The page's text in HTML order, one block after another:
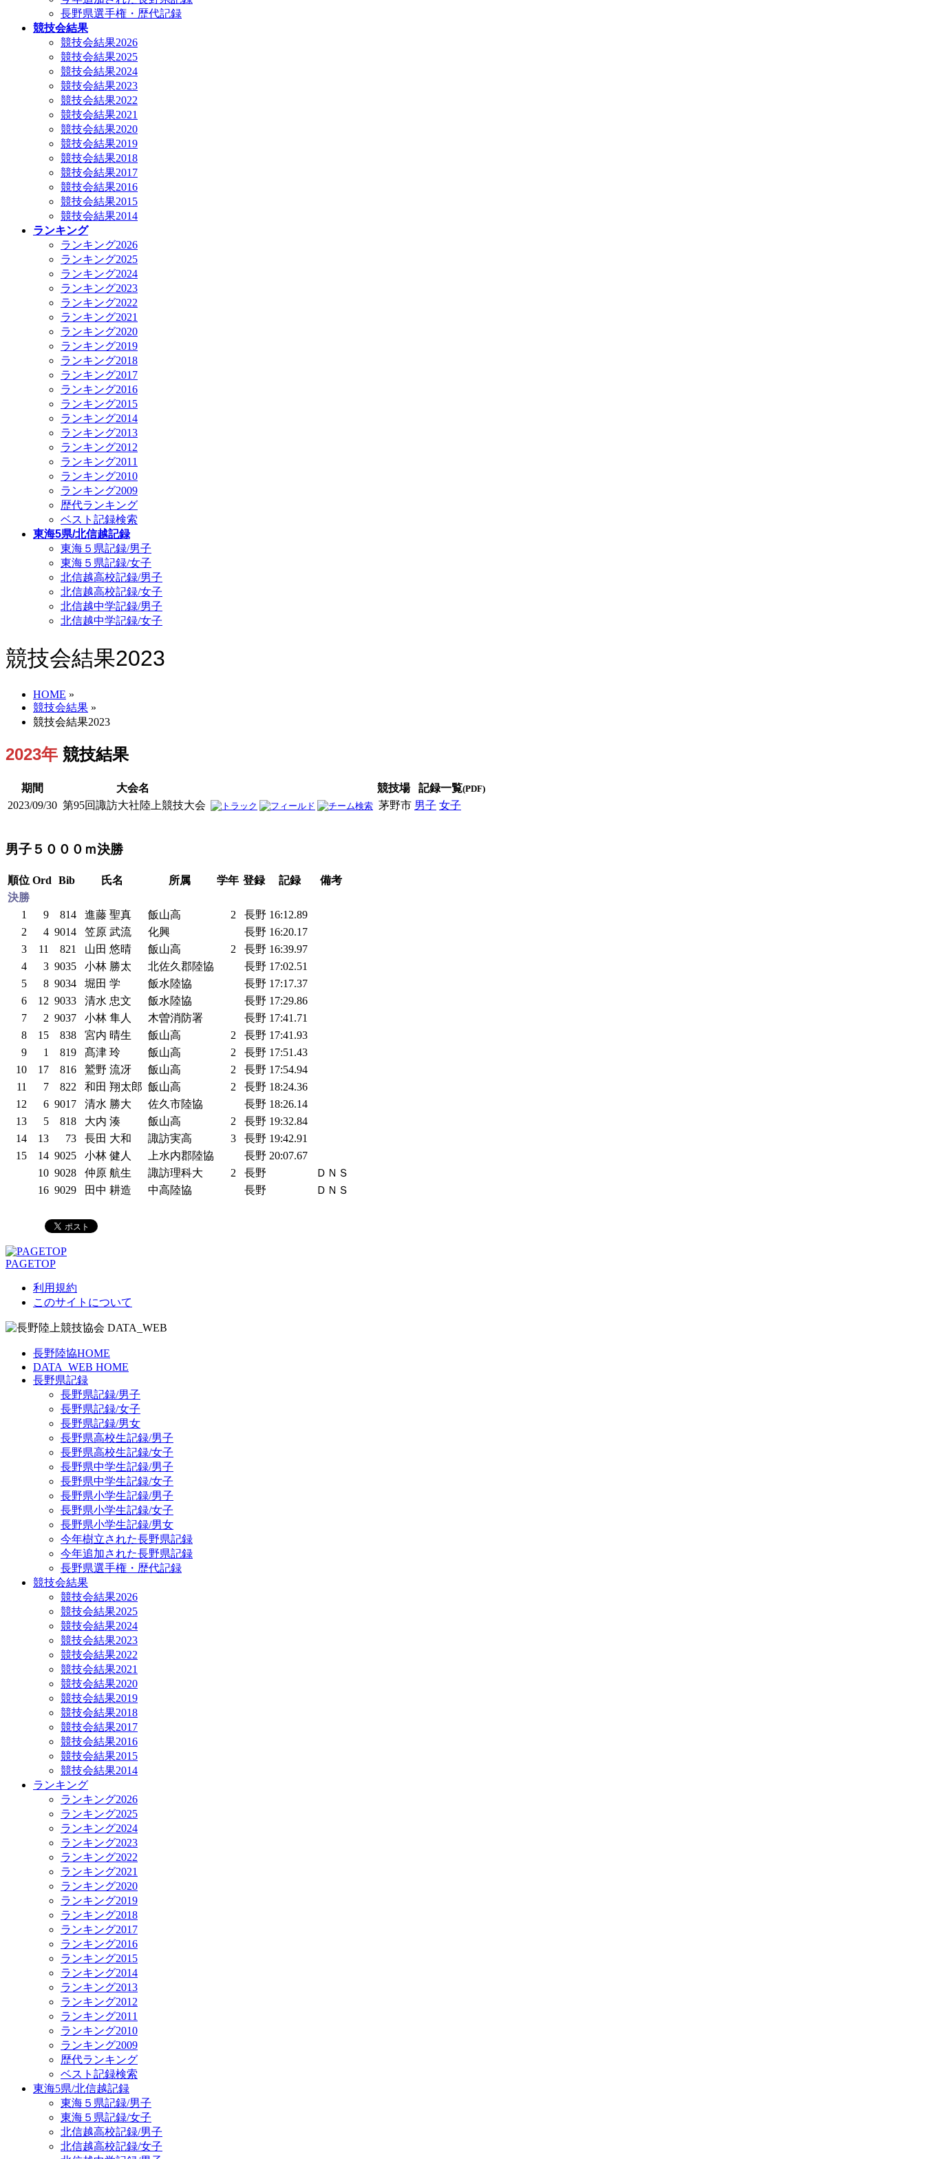
長野県選手権・歴代記録
競技会結果
競技会結果2026
競技会結果2025
競技会結果2024
競技会結果2023
競技会結果2022
競技会結果2021
競技会結果2020
競技会結果2019
競技会結果2018
競技会結果2017
競技会結果2016
競技会結果2015
競技会結果2014
ランキング
ランキング2026
ランキング2025
ランキング2024
ランキング2023
ランキング2022
ランキング2021
ランキング2020
ランキング2019
ランキング2018
ランキング2017
ランキング2016
ランキング2015
ランキング2014
ランキング2013
ランキング2012
ランキング2011
ランキング2010
ランキング2009
歴代ランキング
ベスト記録検索
東海5県/北信越記録
東海５県記録/男子
東海５県記録/女子
北信越高校記録/男子
北信越高校記録/女子
北信越中学記録/男子
北信越中学記録/女子
競技会結果2023
HOME »
競技会結果 »
競技会結果2023
2023年 競技結果
期間 大会名 競技場 記録一覧(PDF)
2023/09/30 第95回諏訪大社陸上競技大会 茅野市 男子 女子
男子５０００ｍ決勝
順位 Ord Bib 氏名 所属 学年 登録 記録
備考
決勝
1
9 814 進藤 聖真 飯山高 2 長野 16:12.89
2
4 9014 笠原 武流 化興 長野 16:20.17
3
11 821 山田 悠晴 飯山高 2 長野 16:39.97
4
3 9035 小林 勝太 北佐久郡陸協 長野 17:02.51
5
8 9034 堀田 学 飯水陸協 長野 17:17.37
6
12 9033 清水 忠文 飯水陸協 長野 17:29.86
7
2 9037 小林 隼人 木曽消防署 長野 17:41.71
8
15 838 宮内 晴生 飯山高 2 長野 17:41.93
9
1 819 髙津 玲 飯山高 2 長野 17:51.43
10
17 816 鷲野 流冴 飯山高 2 長野 17:54.94
11
7 822 和田 翔太郎 飯山高 2 長野 18:24.36
12
6 9017 清水 勝大 佐久市陸協 長野 18:26.14
13
5 818 大内 湊 飯山高 2 長野 19:32.84
14
13 73 長田 大和 諏訪実高 3 長野 19:42.91
15
14 9025 小林 健人 上水内郡陸協 長野 20:07.67
10 9028 仲原 航生 諏訪理科大 2 長野
ＤＮＳ
16 9029 田中 耕造 中高陸協 長野 ＤＮＳ
PAGETOP
利用規約
このサイトについて
長野陸協HOME
DATA_WEB HOME
長野県記録
長野県記録/男子
長野県記録/女子
長野県記録/男女
長野県高校生記録/男子
長野県高校生記録/女子
長野県中学生記録/男子
長野県中学生記録/女子
長野県小学生記録/男子
長野県小学生記録/女子
長野県小学生記録/男女
今年樹立された長野県記録
今年追加された長野県記録
長野県選手権・歴代記録
競技会結果
競技会結果2026
競技会結果2025
競技会結果2024
競技会結果2023
競技会結果2022
競技会結果2021
競技会結果2020
競技会結果2019
競技会結果2018
競技会結果2017
競技会結果2016
競技会結果2015
競技会結果2014
ランキング
ランキング2026
ランキング2025
ランキング2024
ランキング2023
ランキング2022
ランキング2021
ランキング2020
ランキング2019
ランキング2018
ランキング2017
ランキング2016
ランキング2015
ランキング2014
ランキング2013
ランキング2012
ランキング2011
ランキング2010
ランキング2009
歴代ランキング
ベスト記録検索
東海5県/北信越記録
東海５県記録/男子
東海５県記録/女子
北信越高校記録/男子
北信越高校記録/女子